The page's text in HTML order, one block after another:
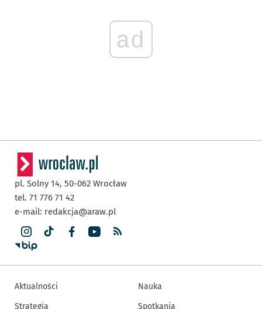
ad
pl. Solny 14, 50-062 Wrocław
tel. 71 776 71 42
e-mail: redakcja@araw.pl
Aktualności
Strategia
Nauka
Spotkania